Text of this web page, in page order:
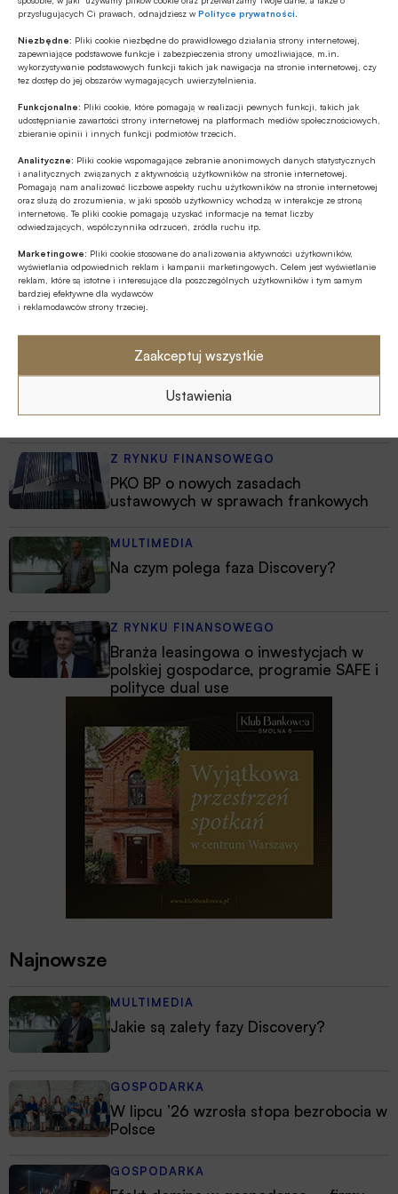
przysługujących Ci prawach, odnajdziesz wPolityce prywatności
Niezbędne: Pliki cookie niezbędne do prawidłowego działania strony internetowej,
zapewniające podstawowe funkcje i zabezpieczenia strony umożliwiające, m.in.
wykorzystywanie podstawowych funkcji takich jak nawigacja na stronie internetowej, czy
tez dostęp do jej obszarów wymagających uwierzytelnienia.
Funkcjonalne: Pliki cookie, które pomagają w realizacji pewnych funkcji, takich jak
udostępnianie zawartości strony internetowej na platformach mediów społecznościowych,
zbieranie opinii i innych funkcji podmiotów trzecich.
Analityczne: Pliki cookie wspomagające zebranie anonimowych danych statystycznych
i analitycznych związanych z aktywnością użytkowników na stronie internetowej.
Pomagają nam analizować liczbowe aspekty ruchu użytkowników na stronie internetowej
oraz służą do zrozumienia, w jaki sposób użytkownicy wchodzą w interakcje ze stroną
internetową. Te pliki cookie pomagają uzyskać informacje na temat liczby
odwiedzających, współczynnika odrzuceń, źródła ruchu itp.
Marketingowe: Pliki cookie stosowane do analizowania aktywności użytkowników,
wyświetlania odpowiednich reklam i kampanii marketingowych. Celem jest wyświetlanie
reklam, które są istotne i interesujące dla poszczególnych użytkowników i tym samym
bardziej efektywne dla wydawców
i reklamodawców strony trzeciej.
Zaakceptuj wszystkie
Ustawienia
Rosja / Federacja Rosyjska Sankcje
Unia Europejska / UE / EU Wojna w Ukrainie
Autor
Źródło
Polecamy
MULTIMEDIA
Banki mogą bezpośrednio finansować
przemysł zbrojeniowy
Z RYNKU FINANSOWEGO
PKO BP o nowych zasadach
ustawowych w sprawach frankowych
MULTIMEDIA
Na czym polega faza Discovery?
Z RYNKU FINANSOWEGO
Branża leasingowa o inwestycjach w
polskiej gospodarce, programie SAFE i
polityce dual use
Najnowsze
MULTIMEDIA
Jakie są zalety fazy Discovery?
GOSPODARKA
W lipcu ’26 wzrosła stopa bezrobocia w
Polsce
GOSPODARKA